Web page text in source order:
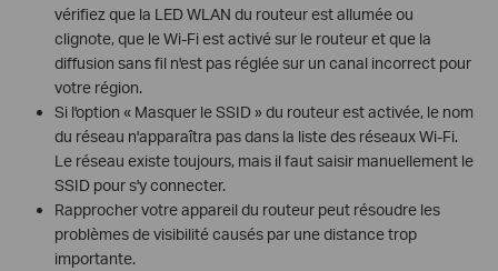
vérifiez que la LED WLAN du routeur est allumée ou
clignote, que le Wi-Fi est activé sur le routeur et que la
diffusion sans fil n'est pas réglée sur un canal incorrect pour
votre région.
Si l'option « Masquer le SSID » du routeur est activée, le nom
du réseau n'apparaîtra pas dans la liste des réseaux Wi-Fi.
Le réseau existe toujours, mais il faut saisir manuellement le
SSID pour s'y connecter.
Rapprocher votre appareil du routeur peut résoudre les
problèmes de visibilité causés par une distance trop
importante.